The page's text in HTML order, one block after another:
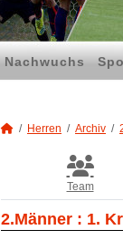
Nachwuchs
Herren Archiv
Team
2.Männer : 1.